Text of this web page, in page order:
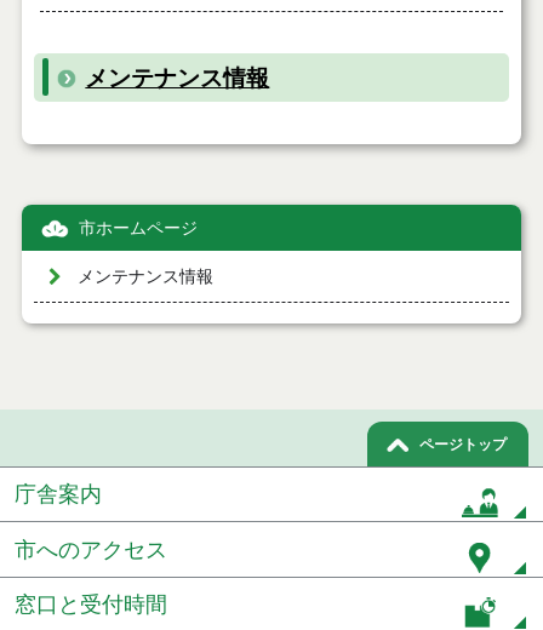
メンテナンス情報
市ホームページ
メンテナンス情報
ページトップ
庁舎案内
市へのアクセス
窓口と受付時間